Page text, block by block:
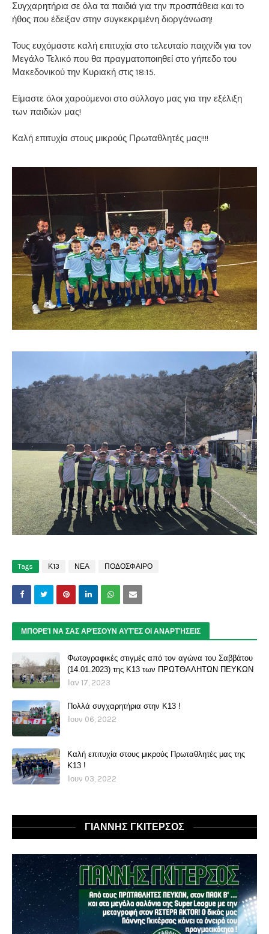
Συγχαρητήρια σε όλα τα παιδιά για την προσπάθεια και το
ήθος που έδειξαν στην συγκεκριμένη διοργάνωση!
Τους ευχόμαστε καλή επιτυχία στο τελευταίο παιχνίδι για τον
Μεγάλο Τελικό που θα πραγματοποιηθεί στο γήπεδο του
Μακεδονικού την Κυριακή στις 18:15.
Είμαστε όλοι χαρούμενοι στο σύλλογο μας για την εξέλιξη
των παιδιών μας!
Καλή επιτυχία στους μικρούς Πρωταθλητές μας!!!!
Tags Κ13 ΝΕΑ ΠΟΔΟΣΦΑΙΡΟ
ΜΠΟΡΕΊ ΝΑ ΣΑΣ ΑΡΈΣΟΥΝ ΑΥΤΈΣ ΟΙ ΑΝΑΡΤΉΣΕΙΣ
Φωτογραφικές στιγμές από τον αγώνα του Σαββάτου
(14.01.2023) της Κ13 των ΠΡΩΤΘΑΛΗΤΩΝ ΠΕΥΚΩΝ
Ιαν 17, 2023
Πολλά συγχαρητήρια στην Κ13 !
Ιουν 06, 2022
Καλή επιτυχία στους μικρούς Πρωταθλητές μας της
Κ13 !
Ιουν 03, 2022
ΓΙΑΝΝΗΣ ΓΚΙΤΕΡΣΟΣ